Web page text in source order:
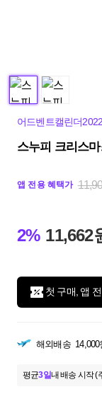
어드벤트캘린더
스누피 크리스
앱 전용 혜택가
2% 11,662
첫 구매, 앱
해외배송 14,000
평균3일내 배송 시작 (